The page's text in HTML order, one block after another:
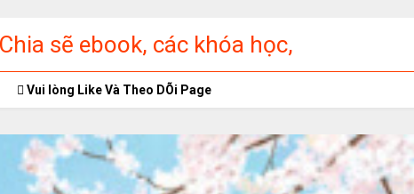
sẽ ebook, các khóa học,
miễn phí
Vui lòng Like Và Theo DÕi Page